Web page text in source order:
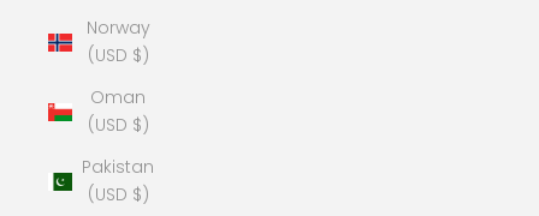
Norway
(USD $)
Oman
(USD $)
Pakistan
(USD $)